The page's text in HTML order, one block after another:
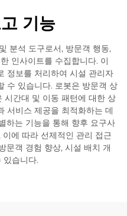
기능
분석 도구로서, 방문객 행동,
인사이트를 수집합니다. 이
정보를 처리하여 시설 관리자
수 있습니다. 로봇은 방문객 상
시간대 및 이동 패턴에 대한 상
서비스 제공을 최적화하는 데
하는 기능을 통해 향후 요구사
에 따라 선제적인 관리 접근
문객 경험 향상, 시설 배치 개
있습니다.